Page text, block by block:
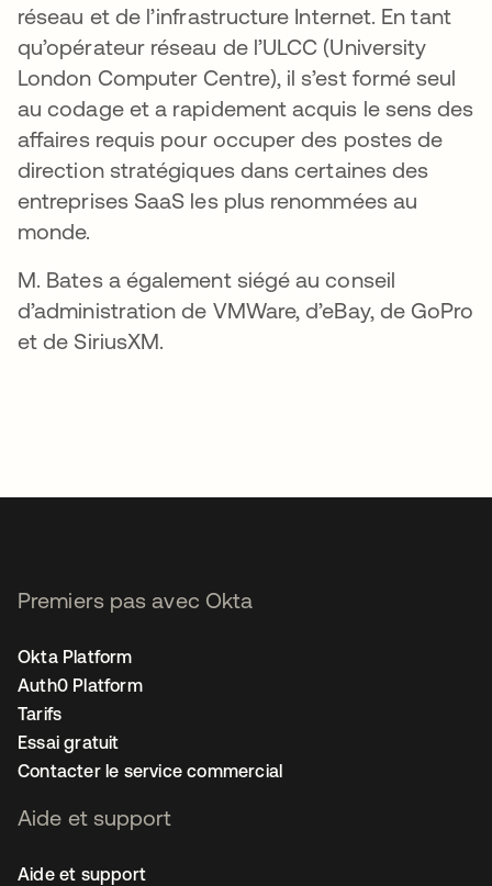
réseau et de l’infrastructure Internet. En tant
qu’opérateur réseau de l’ULCC (University
London Computer Centre), il s’est formé seul
au codage et a rapidement acquis le sens des
affaires requis pour occuper des postes de
direction stratégiques dans certaines des
entreprises SaaS les plus renommées au
monde.
M. Bates a également siégé au conseil
d’administration de VMWare, d’eBay, de GoPro
et de SiriusXM.
Premiers pas avec Okta
Okta Platform
Auth0 Platform
Tarifs
Essai gratuit
Contacter le service commercial
Aide et support
Aide et support